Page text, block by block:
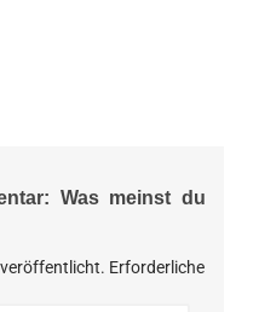
Was meinst du
Erforderliche